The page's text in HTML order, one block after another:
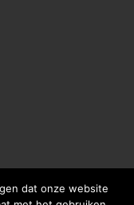
dat onze website